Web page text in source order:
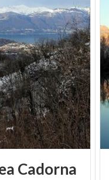
l'alzaia fino a
186) dove
lo
l'itinerario
a pedalare lungo
poi iNavigli
Cadorna